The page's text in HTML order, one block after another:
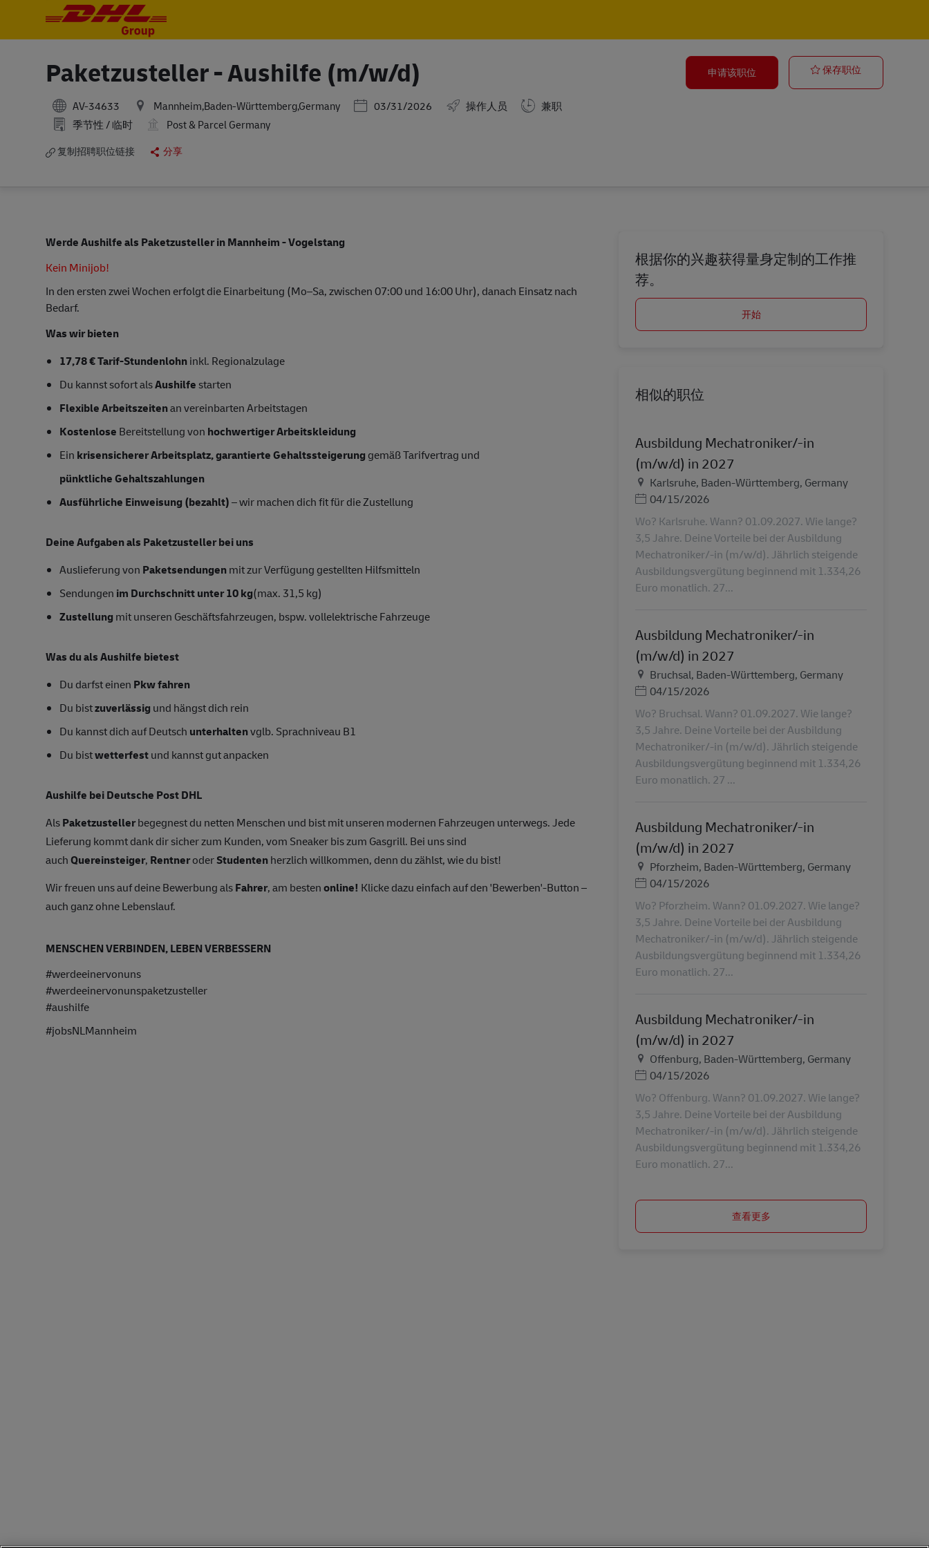
Paketzusteller - Aushilfe (m/w/d)
AV-34633 Mannheim,Baden-Württemberg,Germany Posted Date
03/31/2026 操作人员
兼职
季节性 / 临时
Post & Parcel Germany
复制招聘职位链接 分享
申请该职位 保存职位
Werde Aushilfe als Paketzustellerin Mannheim - Vogelstang
Kein Minijob!
In den ersten zwei Wochen erfolgt die Einarbeitung (Mo–Sa, zwischen 07:00 und 16:00 Uhr), danach Einsatz nach
Bedarf.
Was wir bieten
17,78 € Tarif-Stundenlohninkl. Regionalzulage
Du kannst sofort alsAushilfestarten
Flexible Arbeitszeitenan vereinbarten Arbeitstagen
Kostenlose Bereitstellung von hochwertiger Arbeitskleidung
Ein krisensicherer Arbeitsplatz, garantierte Gehaltssteigerung gemäß Tarifvertrag und
pünktliche Gehaltszahlungen
Ausführliche Einweisung (bezahlt)– wir machen dich fit für die Zustellung
Deine Aufgaben als Paketzusteller bei uns
Auslieferung von Paketsendungenmit zur Verfügung gestellten Hilfsmitteln
Sendungen im Durchschnitt unter 10 kg(max. 31,5 kg)
Zustellung mit unseren Geschäftsfahrzeugen, bspw. vollelektrische Fahrzeuge
Was du als Aushilfe bietest
Du darfst einen Pkw fahren
Du bistzuverlässig und hängst dich rein
Du kannst dich auf Deutsch unterhaltenvglb. Sprachniveau B1
Du bistwetterfestund kannst gut anpacken
Aushilfe bei Deutsche Post DHL
AlsPaketzustellerbegegnest du netten Menschen und bist mit unseren modernen Fahrzeugen unterwegs. Jede
Lieferung kommt dank dir sicher zum Kunden, vom Sneaker bis zum Gasgrill. Bei uns sind
auchQuereinsteiger, RentneroderStudentenherzlich willkommen, denn du zählst, wie du bist!
Wir freuen uns auf deine Bewerbung alsFahrer, am bestenonline! Klicke dazu einfach auf den 'Bewerben'-Button –
auch ganz ohne Lebenslauf.
MENSCHEN VERBINDEN, LEBEN VERBESSERN
#werdeeinervonuns
#werdeeinervonunspaketzusteller
#aushilfe
#jobsNLMannheim
根据你的兴趣获得量身定制的工作推
荐。
开始
相似的职位
Ausbildung Mechatroniker/-in
(m/w/d) in 2027
地点Karlsruhe, Baden-Württemberg, Germany
Posted Date
04/15/2026
Wo? Karlsruhe. Wann? 01.09.2027. Wie lange?
3,5 Jahre. Deine Vorteile bei der Ausbildung
Mechatroniker/-in (m/w/d). Jährlich steigende
Ausbildungsvergütung beginnend mit 1.334,26
Euro monatlich. 27...
Ausbildung Mechatroniker/-in
(m/w/d) in 2027
地点Bruchsal, Baden-Württemberg, Germany
Posted Date
04/15/2026
Wo? Bruchsal. Wann? 01.09.2027. Wie lange?
3,5 Jahre. Deine Vorteile bei der Ausbildung
Mechatroniker/-in (m/w/d). Jährlich steigende
Ausbildungsvergütung beginnend mit 1.334,26
Euro monatlich. 27 ...
Ausbildung Mechatroniker/-in
(m/w/d) in 2027
地点Pforzheim, Baden-Württemberg, Germany
Posted Date
04/15/2026
Wo? Pforzheim. Wann? 01.09.2027. Wie lange?
3,5 Jahre. Deine Vorteile bei der Ausbildung
Mechatroniker/-in (m/w/d). Jährlich steigende
Ausbildungsvergütung beginnend mit 1.334,26
Euro monatlich. 27...
Ausbildung Mechatroniker/-in
(m/w/d) in 2027
地点Offenburg, Baden-Württemberg, Germany
Posted Date
04/15/2026
Wo? Offenburg. Wann? 01.09.2027. Wie lange?
3,5 Jahre. Deine Vorteile bei der Ausbildung
Mechatroniker/-in (m/w/d). Jährlich steigende
Ausbildungsvergütung beginnend mit 1.334,26
Euro monatlich. 27...
查看更多